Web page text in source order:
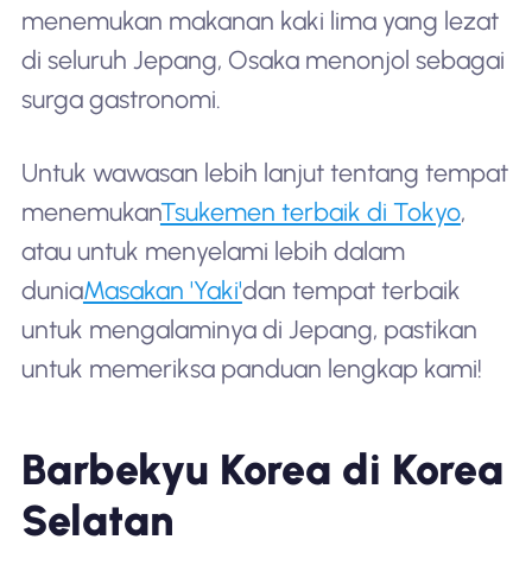
menemukan makanan kaki lima yang lezat
di seluruh Jepang, Osaka menonjol sebagai
surga gastronomi.
Untuk wawasan lebih lanjut tentang tempat
menemukanTsukemen terbaik di Tokyo,
atau untuk menyelami lebih dalam
duniaMasakan 'Yaki'dan tempat terbaik
untuk mengalaminya di Jepang, pastikan
untuk memeriksa panduan lengkap kami!
Barbekyu Korea di Korea
Selatan